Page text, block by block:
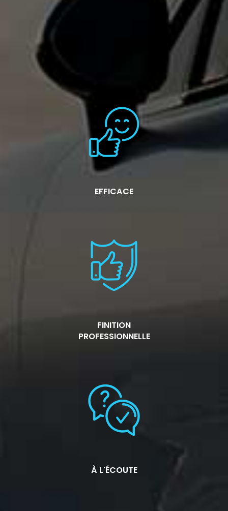
EFFICACE
FINITION
PROFESSIONNELLE
À L'ÉCOUTE